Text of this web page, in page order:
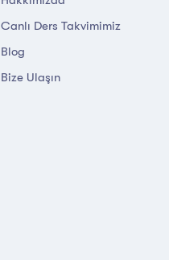
Canlı Ders Takvimimiz
Blog
Bize Ulaşın